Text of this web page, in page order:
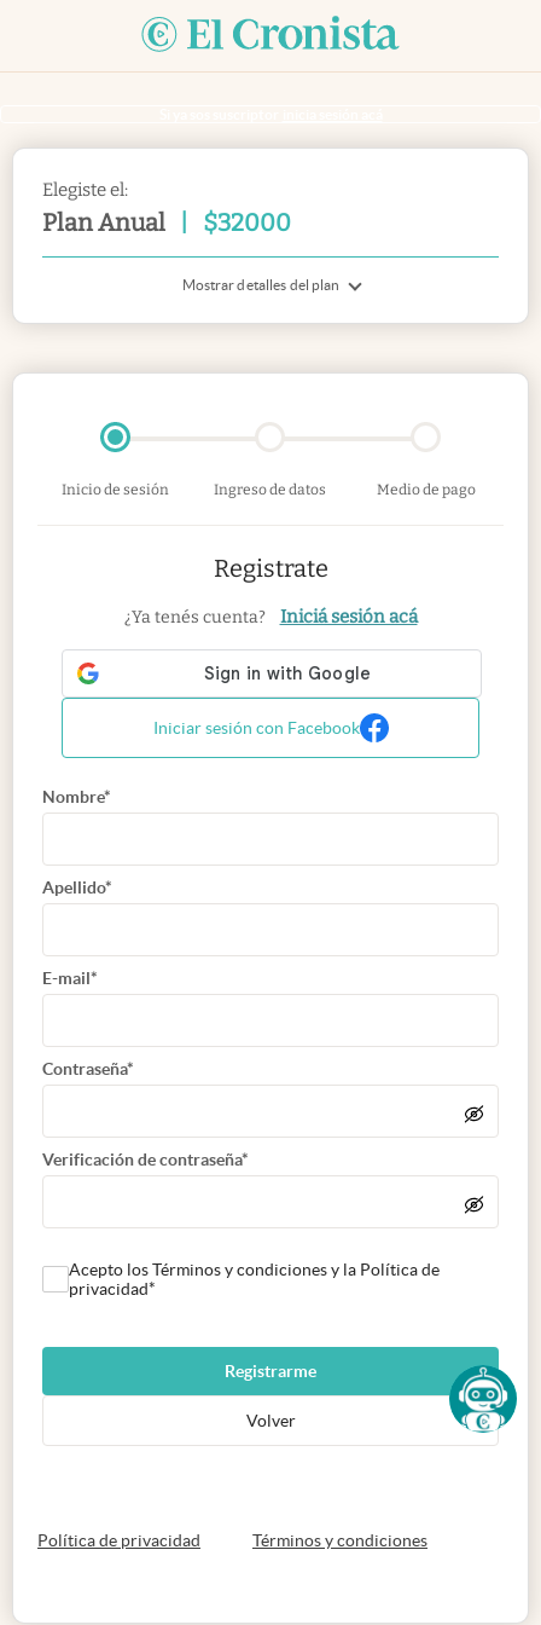
Elegiste el:
Plan Anual $32000
Mostrar detalles del plan
Inicio de sesión Ingreso de datos Medio de pago
Registrate
¿Ya tenés cuenta? Iniciá sesión acá
Iniciar sesión con Facebook
Nombre*
Apellido*
E-mail*
Contraseña*
Verificación de contraseña*
Acepto los Términos y condiciones y la Política de
privacidad*
Registrarme
Volver
Política de privacidad abre en nueva pestaña
Términos y condicionesabre en nueva